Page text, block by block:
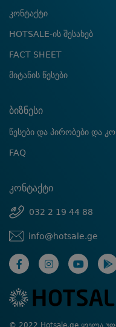
კონტაქტი
HOTSALE-ის შესახებ
FACT SHEET
მიტანის წესები
ბიზნესი
წესები და პირობები და
FAQ
კონტაქტი
032 2 19 44 88
info@hotsale.ge
© 2022 Hotsale.ge ყველა